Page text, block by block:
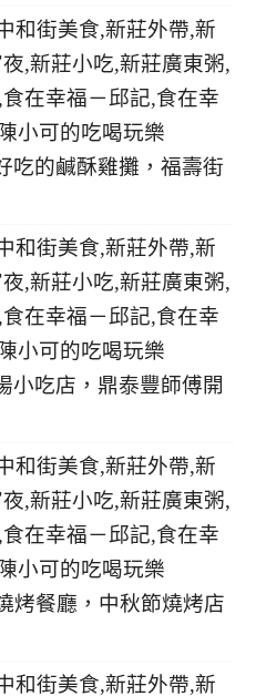
吃的鹹酥雞攤，福壽街
小吃店，鼎泰豐師傅開
烤餐廳，中秋節燒烤店